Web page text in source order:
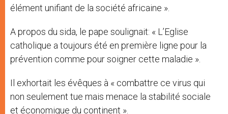
élément unifiant de la société africaine ».
A propos du sida, le pape soulignait: « L’Eglise
catholique a toujours été en première ligne pour la
prévention comme pour soigner cette maladie ».
Il exhortait les évêques à « combattre ce virus qui
non seulement tue mais menace la stabilité sociale
et économique du continent ».